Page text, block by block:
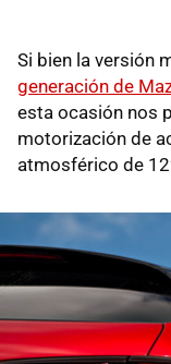
Si bien la versión
generación de
esta ocasión nos
motorización de
atmosférico de